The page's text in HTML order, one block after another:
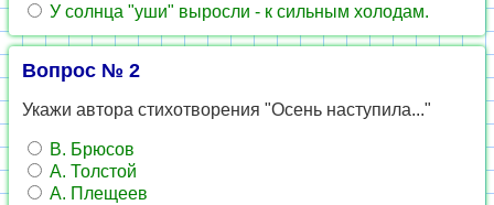
У солнца "уши" выросли - к сильным холодам.
Вопрос № 2
Укажи автора стихотворения "Осень наступила..."
В. Брюсов
А. Толстой
А. Плещеев